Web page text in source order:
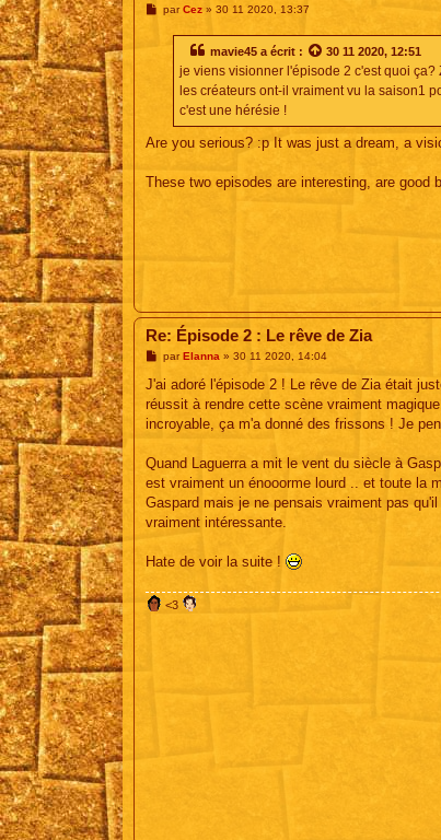
MparCez» 30 11 2020, 13:37
mavie45 a écrit : 30 11 2020, 12:51
je viens visionner l'épisode 2 c'est quoi
les créateurs ont-il vraiment vu la saison1
c'est une hérésie !
Are you serious? :p It was just a dream, a
These two episodes are interesting, are good
Re: Épisode 2 : Le rêve de Zia
M
s
a
g
parElanna » 30 11 2020, 14:04
J'ai adoré l'épisode 2 ! Le rêve de Zia était
réussit à rendre cette scène vraiment
incroyable, ça m'a donné des frissons ! Je
Quand Laguerra a mit le vent du siècle à
est vraiment un énooorme lourd .. et toute la
Gaspard mais je ne pensais vraiment pas
vraiment intéressante.
Hate de voir la suite !
<3